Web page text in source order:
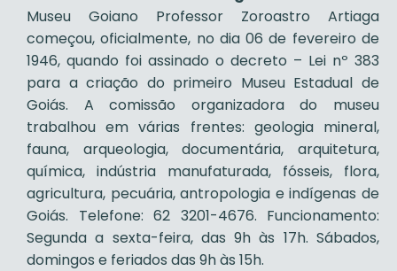
Museu Goiano Professor Zoroastro Artiaga
começou, oficialmente, no dia 06 de fevereiro de
1946, quando foi assinado o decreto – Lei nº 383
para a criação do primeiro Museu Estadual de
Goiás. A comissão organizadora do museu
trabalhou em várias frentes: geologia mineral,
fauna, arqueologia, documentária, arquitetura,
química, indústria manufaturada, fósseis, flora,
agricultura, pecuária, antropologia e indígenas de
Goiás. Telefone: 62 3201-4676. Funcionamento:
Segunda a sexta-feira, das 9h às 17h. Sábados,
domingos e feriados das 9h às 15h.